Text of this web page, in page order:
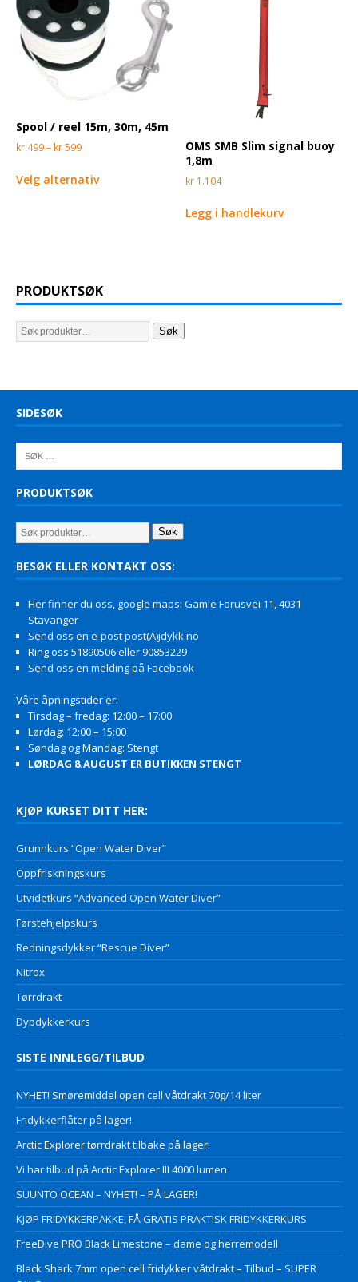
Spool / reel 15m, 30m, 45m
kr 499– kr599
Velg alternativ
OMS SMB Slim signal buoy
1,8m
kr 1.104
Legg i handlekurv
PRODUKTSØK
Søk
SIDESØK
PRODUKTSØK
Søk
BESØK ELLER KONTAKT OSS:
Her finner du oss, google maps: Gamle Forusvei 11, 4031
Stavanger
Send oss en e-post post(A)jdykk.no
Ring oss 51890506 eller 90853229
Send oss en melding på Facebook
Våre åpningstider er:
Tirsdag – fredag: 12:00 – 17:00
Lørdag: 12:00 – 15:00
Søndag og Mandag: Stengt
LØRDAG 8.AUGUST ER BUTIKKEN STENGT
KJØP KURSET DITT HER:
Grunnkurs “Open Water Diver”
Oppfriskningskurs
Utvidetkurs “Advanced Open Water Diver”
Førstehjelpskurs
Redningsdykker “Rescue Diver”
Nitrox
Tørrdrakt
Dypdykkerkurs
SISTE INNLEGG/TILBUD
NYHET! Smøremiddel open cell våtdrakt 70g/14 liter
Fridykkerflåter på lager!
Arctic Explorer tørrdrakt tilbake på lager!
Vi har tilbud på Arctic Explorer III 4000 lumen
SUUNTO OCEAN – NYHET! – PÅ LAGER!
KJØP FRIDYKKERPAKKE, FÅ GRATIS PRAKTISK FRIDYKKERKURS
FreeDive PRO Black Limestone – dame og herremodell
Black Shark 7mm open cell fridykker våtdrakt – Tilbud – SUPER